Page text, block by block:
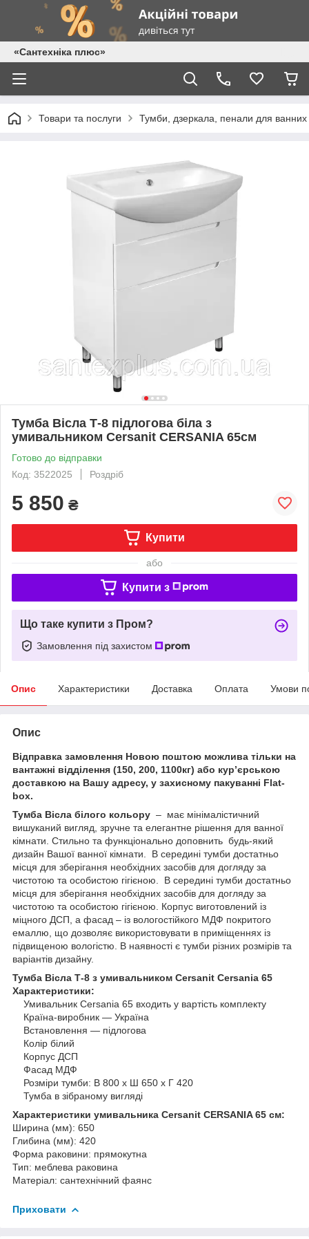
«Сантехніка плюс»
Товари та послуги Тумби, дзеркала, пенали для ванних
Тумба Вісла Т-8 підлогова біла з
умивальником Cersanit CERSANIA 65см
Готово до відправки
Код: 3522025
Роздріб
5 850 ₴
Купити
або
Купити з
Що таке купити з Пром?
Замовлення під захистом
Опис Характеристики Доставка Оплата Умови
Опис
Відправка замовлення Новою поштою можлива тільки на
вантажні відділення (150, 200, 1100кг) або кур’єрською
доставкою на Вашу адресу, у захисному пакуванні Flat-
box.
Тумба Вісла білого кольору – має мінімалістичний
вишуканий вигляд, зручне та елегантне рішення для ванної
кімнати. Стильно та функціонально доповнить будь-який
дизайн Вашої ванної кімнати. В середині тумби достатньо
місця для зберігання необхідних засобів для догляду за
чистотою та особистою гігієною. В середині тумби достатньо
місця для зберігання необхідних засобів для догляду за
чистотою та особистою гігієною. Корпус виготовлений із
міцного ДСП, а фасад – із вологостійкого МДФ покритого
емаллю, що дозволяє використовувати в приміщеннях із
підвищеною вологістю. В наявності є тумби різних розмірів та
варіантів дизайну.
Тумба Вісла Т-8 з умивальником Cersanit Cersania 65
Характеристики:
Умивальник Cersania 65 входить у вартість комплекту
Країна-виробник — Україна
Встановлення — підлогова
Колір білий
Корпус ДСП
Фасад МДФ
Розміри тумби: В 800 х Ш 650 х Г 420
Тумба в зібраному вигляді
Характеристики умивальника Сersanit CERSANIA 65 см:
Ширина (мм): 650
Глибина (мм): 420
Форма раковини: прямокутна
Тип: меблева раковина
Матеріал: сантехнічний фаянс
Приховати